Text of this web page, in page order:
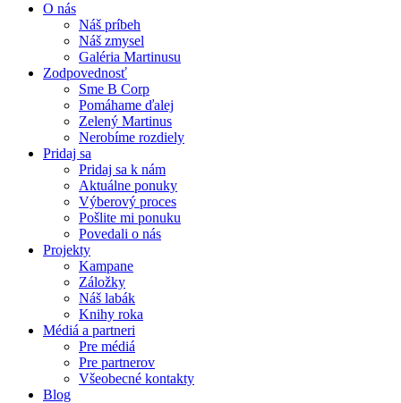
O nás
Náš príbeh
Náš zmysel
Galéria Martinusu
Zodpovednosť
Sme B Corp
Pomáhame ďalej
Zelený Martinus
Nerobíme rozdiely
Pridaj sa
Pridaj sa k nám
Aktuálne ponuky
Výberový proces
Pošlite mi ponuku
Povedali o nás
Projekty
Kampane
Záložky
Náš labák
Knihy roka
Médiá a partneri
Pre médiá
Pre partnerov
Všeobecné kontakty
Blog